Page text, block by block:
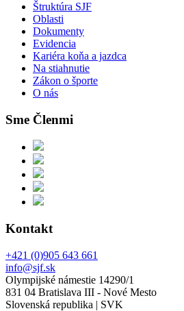
Štruktúra SJF
Oblasti
Dokumenty
Evidencia
Kariéra koňa a jazdca
Na stiahnutie
Zákon o športe
O nás
Sme Členmi
Kontakt
+421 (0)905 643 661
info@sjf.sk
Olympijské námestie 14290/1
831 04 Bratislava III - Nové Mesto
Slovenská republika | SVK